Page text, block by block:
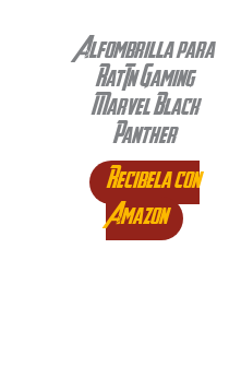
Alfombrilla para
Ratón Gaming
Marvel Black
Panther
Recibela con
Amazon